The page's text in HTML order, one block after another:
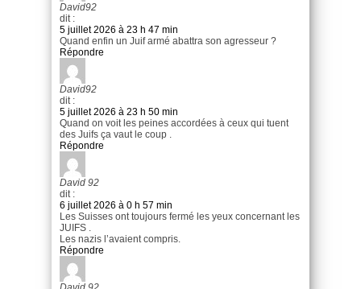
David92
dit :
5 juillet 2026 à 23 h 47 min
Quand enfin un Juif armé abattra son agresseur ?
Répondre
David92
dit :
5 juillet 2026 à 23 h 50 min
Quand on voit les peines accordées à ceux qui tuent
des Juifs ça vaut le coup .
Répondre
David 92
dit :
6 juillet 2026 à 0 h 57 min
Les Suisses ont toujours fermé les yeux concernant les
JUIFS .
Les nazis l’avaient compris.
Répondre